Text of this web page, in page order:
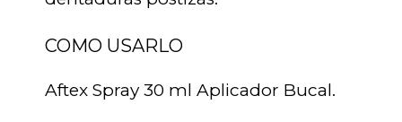
COMO USARLO
Aftex Spray 30 ml Aplicador Bucal.